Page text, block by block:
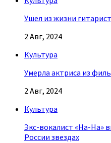
Ушел из жизни
2 Авг, 2024
Культура
Умерла актриса из
2 Авг, 2024
Культура
Экс-вокалист «На-На»
России звездах